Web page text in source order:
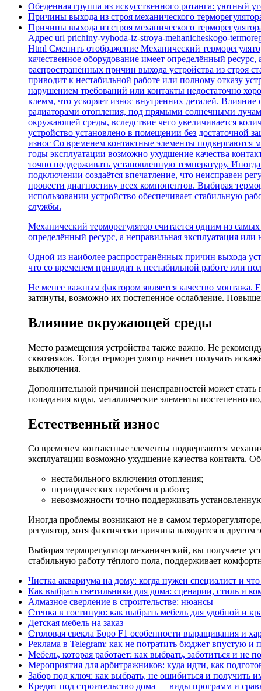
Обеденная группа из искусственного ротанга: уютный
Причины выхода из строя механического
Причины выхода из строя механического
Адрес url prichiny-vyhoda-iz-stroya-mehanicheskogo-
Html Cменить отображение Механический
качественное оборудование имеет определённый
распространённых причин выхода устройства из строя
приводит к нестабильной работе или полному отказу
нарушением требований или контакты недостаточно
клемм, что ускоряет износ внутренних деталей.
радиаторами отопления, под прямыми солнечными
окружающей среды, вследствие чего увеличивается
устройство установлено в помещении без достаточной
износ Со временем контактные элементы подвергаются
годы эксплуатации возможно ухудшение качества
точно поддерживать установленную температуру.
подключении создаётся впечатление, что неисправен
провести диагностику всех компонентов. Выбирая
использовании устройство обеспечивает стабильную
службы.
Механический терморегулятор считается одним из
определённый ресурс, а неправильная эксплуатация
Одной из наиболее распространённых причин выхода
что со временем приводит к нестабильной работе или
Не менее важным фактором является качество монтажа.
затянуты, возможно их постепенное ослабление.
Влияние окружающей среды
Место размещения устройства также важно. Не
сквозняков. Тогда терморегулятор начнет получать
выключения.
Дополнительной причиной неисправностей может
попадания воды, металлические элементы постепенно
Естественный износ
Со временем контактные элементы подвергаются
эксплуатации возможно ухудшение качества контакта.
нестабильного включения отопления;
периодических перебоев в работе;
невозможности точно поддерживать
Иногда проблемы возникают не в самом
регулятор, хотя фактически причина находится в
Выбирая терморегулятор механический, вы получаете
стабильную работу тёплого пола, поддерживает
Чистка аквариума на дому: когда нужен специалист и
Как выбрать светильники для дома: сценарии, стиль и
Алмазное сверление в строительстве: нюансы
Стенка в гостиную: как выбрать мебель для удобной и
Детская мебель на заказ
Столовая свекла Боро F1 особенности выращивания и
Реклама в Telegram: как не потратить бюджет впустую и
Мебель, которая работает: как выбрать, заботиться и не
Мероприятия для арбитражников: куда идти, как
Забор под ключ: как выбрать, не ошибиться и получить
Кредит под строительство дома — виды программ и